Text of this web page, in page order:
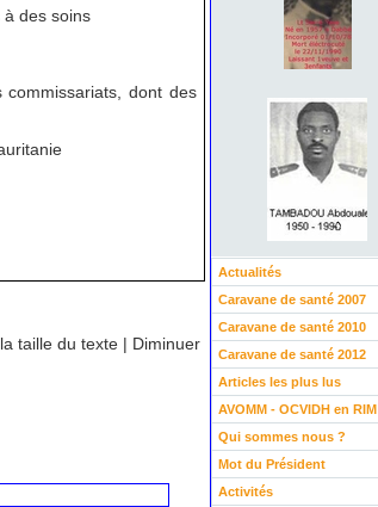
à des soins
dont des
taille du texte | Diminuer
Actualités
Caravane de santé 2007
Caravane de santé 2010
Caravane de santé 2012
Articles les plus lus
AVOMM - OCVIDH en RIM
Qui sommes nous ?
Mot du Président
Activités